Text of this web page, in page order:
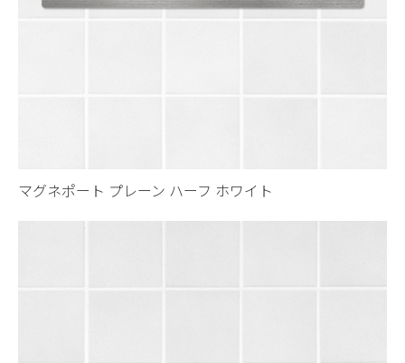
マグネポート プレーン ハーフ ホワイト